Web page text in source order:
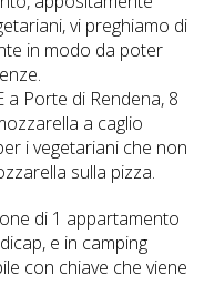
vi preghiamo di
in modo da poter
a Porte di Rendena, 8
a caglio
i vegetariani che non
sulla pizza.
di 1 appartamento
e in camping
con chiave che viene